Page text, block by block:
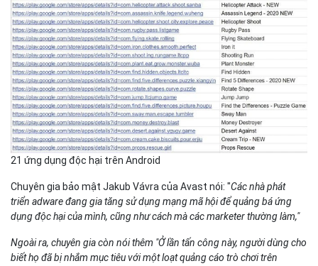
21 ứng dụng độc hại trên Android
Chuyên gia bảo mật Jakub Vávra của Avast nói: "Các nhà phát
triển adware đang gia tăng sử dụng mạng mã hội để quảng bá ứng
dụng độc hại của mình, cũng như cách mà các marketer thường làm,"
Ngoài ra, chuyên gia còn nói thêm "Ở lần tấn công này, người dùng cho
biết họ đã bị nhắm mục tiêu với một loạt quảng cáo trò chơi trên